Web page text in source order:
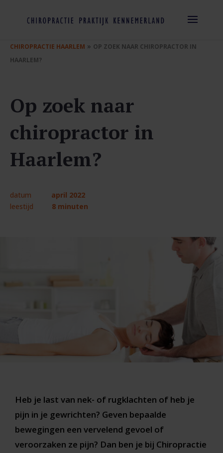
CHIROPRACTIE HAARLEM » OP ZOEK NAAR CHIROPRACTOR IN
HAARLEM?
Op zoek naar
chiropractor in
Haarlem?
datum
april 2022
leestijd
8 minuten
Heb je last van nek- of rugklachten of heb je
pijn in je gewrichten? Geven bepaalde
bewegingen een vervelend gevoel of
veroorzaken ze pijn? Dan ben je bij Chiropractie